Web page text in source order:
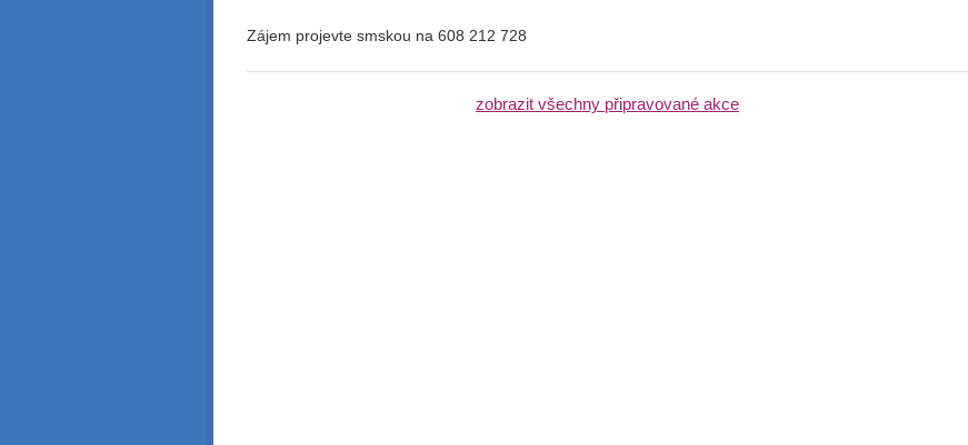
Zájem projevte smskou na 608 212 728
zobrazit všechny připravované akce